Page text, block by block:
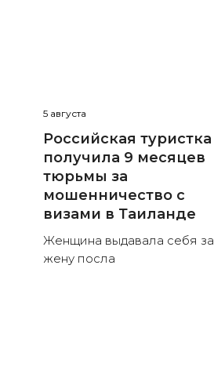
5 августа
Российская туристка
получила 9 месяцев
тюрьмы за
мошенничество с
визами в Таиланде
Женщина выдавала себя за
жену посла